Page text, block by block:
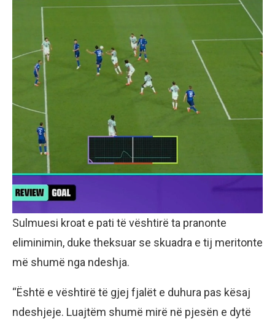
Sulmuesi kroat e pati të vështirë ta pranonte
eliminimin, duke theksuar se skuadra e tij meritonte
më shumë nga ndeshja.
“Është e vështirë të gjej fjalët e duhura pas kësaj
ndeshjeje. Luajtëm shumë mirë në pjesën e dytë